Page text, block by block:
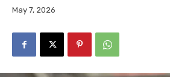
May 7, 2026